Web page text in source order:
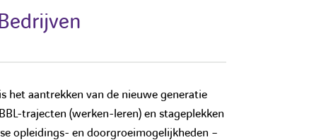
is het aantrekken van de nieuwe generatie
trajecten (werken-leren) en stageplekken
opleidings- en doorgroeimogelijkheden –